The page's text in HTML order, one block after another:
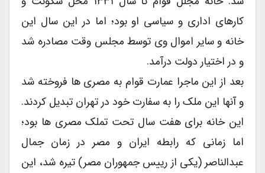
کارهای اداری و سیاسی او بود؛ اما در این سال این
خانه و سایر اموال وی توسط مجلس وقت مصادره شد
و در اختیار دولت درآمد.
بعد از این ماجرا عمارت قوام به مصری ها فروخته شد
و آنها این ملک را به سفارت خود در تهران تبدیل کردند.
این خانه برای هفت سال تحت تملک مصری ها بود؛
اما زمانی که رابطه ایران و مصر در زمان جمال
عبدالناصر (یکی از رییس جمهوران مصر) تیره شد، این